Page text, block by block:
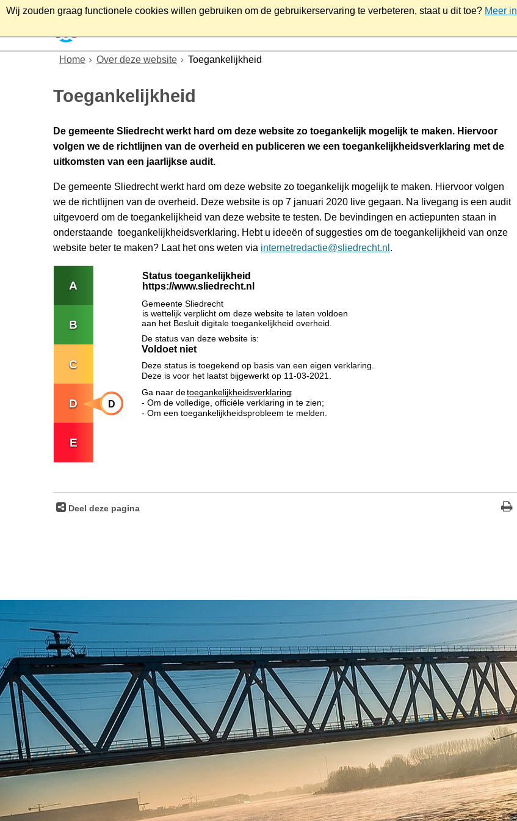
Wij zouden graag functionele cookies willen gebruiken om de gebruikerservaring te verbeteren, staat u dit toe? Meer
Home Over deze website Toegankelijkheid
Toegankelijkheid
De gemeente Sliedrecht werkt hard om deze website zo toegankelijk mogelijk te maken. Hiervoor
volgen we de richtlijnen van de overheid en publiceren we een toegankelijkheidsverklaring met de
uitkomsten van een jaarlijkse audit.
De gemeente Sliedrecht werkt hard om deze website zo toegankelijk mogelijk te maken. Hiervoor volgen
we de richtlijnen van de overheid. Deze website is op 7 januari 2020 live gegaan. Na livegang is een audit
uitgevoerd om de toegankelijkheid van deze website te testen. De bevindingen en actiepunten staan in
onderstaande toegankelijkheidsverklaring. Hebt u ideeën of suggesties om de toegankelijkheid van onze
website beter te maken? Laat het ons weten via internetredactie@sliedrecht.nl .
Deel deze pagina